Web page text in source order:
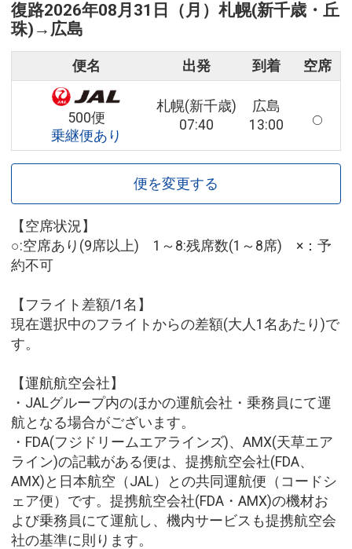
復路2026年08月31日（月） 札幌(新千歳・丘
珠) → 広島
便名 出発 到着 空席
500便
乗継便あり
札幌(新千歳)
07:40
広島
13:00
便を変更する
【空席状況】
○:空席あり(9席以上) 1～8:残席数(1～8席) ×：予
約不可
【フライト差額/1名】
現在選択中のフライトからの差額(大人1名あたり)で
す。
【運航航空会社】
・JALグループ内のほかの運航会社・乗務員にて運
航となる場合がございます。
・FDA(フジドリームエアラインズ)、AMX(天草エア
ライン)の記載がある便は、提携航空会社(FDA、
AMX)と日本航空（JAL）との共同運航便（コードシ
ェア便）です。提携航空会社(FDA・AMX)の機材お
よび乗務員にて運航し、機内サービスも提携航空会
社の基準に則ります。